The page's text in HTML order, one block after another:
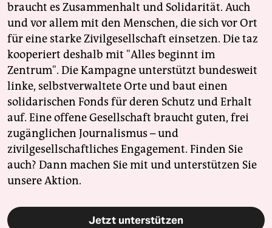
braucht es Zusammenhalt und Solidarität. Auch
und vor allem mit den Menschen, die sich vor Ort
für eine starke Zivilgesellschaft einsetzen. Die taz
kooperiert deshalb mit "Alles beginnt im
Zentrum". Die Kampagne unterstützt bundesweit
linke, selbstverwaltete Orte und baut einen
solidarischen Fonds für deren Schutz und Erhalt
auf. Eine offene Gesellschaft braucht guten, frei
zugänglichen Journalismus – und
zivilgesellschaftliches Engagement. Finden Sie
auch? Dann machen Sie mit und unterstützen Sie
unsere Aktion.
Jetzt unterstützen